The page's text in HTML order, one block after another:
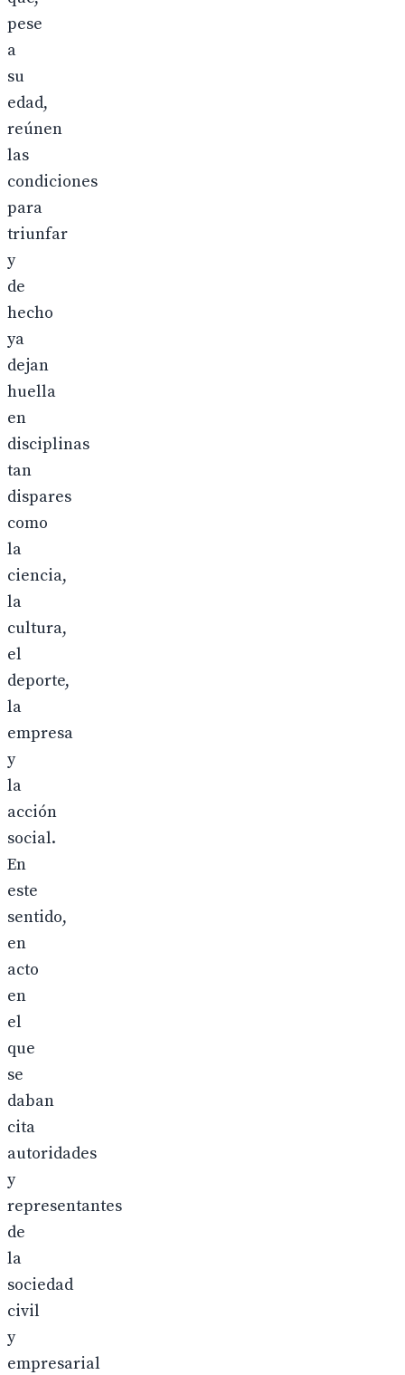
pese
a
su
edad,
reúnen
las
condiciones
para
triunfar
y
de
hecho
ya
dejan
huella
en
disciplinas
tan
dispares
como
la
ciencia,
la
cultura,
el
deporte,
la
empresa
y
la
acción
social.
En
este
sentido,
en
acto
en
el
que
se
daban
cita
autoridades
y
representantes
de
la
sociedad
civil
y
empresarial